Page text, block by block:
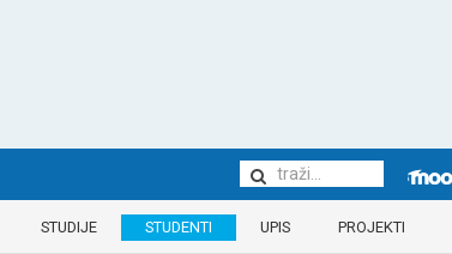
STUDIJE STUDENTI UPIS PROJEKTI